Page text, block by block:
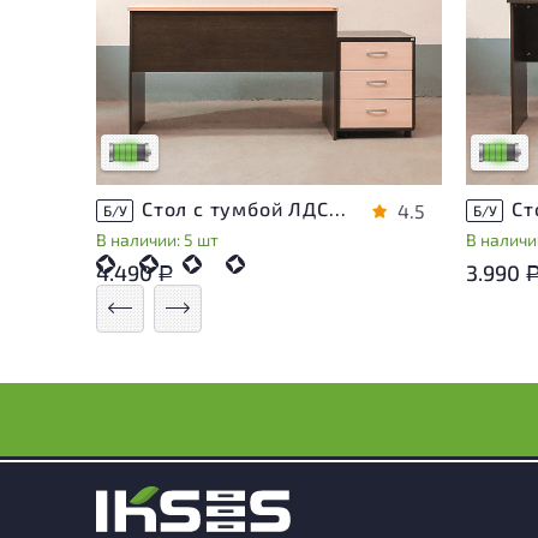
У товара присутствуют незначительные
следы эксплуатации, не влияющие на
удобство его использования
Низкая степень износа
Б/У
В наличии: 5 шт
4.5
4.490Р
У
следы
Низкая
Б/У
В
3.990